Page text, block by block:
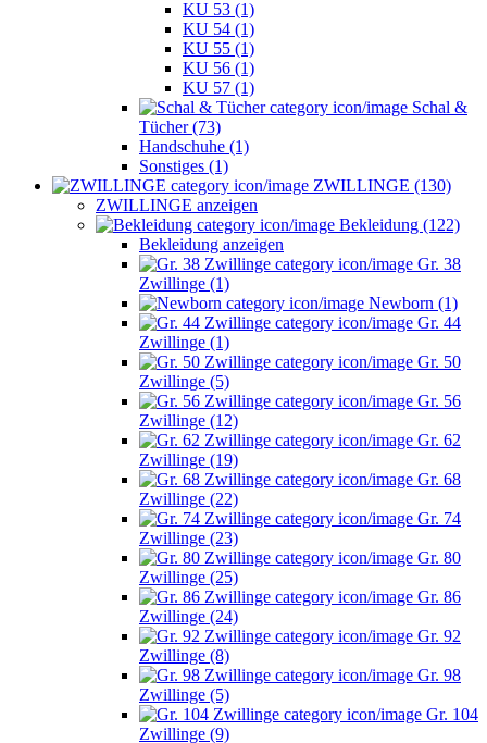
KU 53 (1)
KU 54 (1)
KU 55 (1)
KU 56 (1)
KU 57 (1)
Schal &
Tücher (73)
Handschuhe (1)
Sonstiges (1)
ZWILLINGE (130)
ZWILLINGE anzeigen
Bekleidung (122)
Bekleidung anzeigen
Gr. 38
Zwillinge (1)
Newborn (1)
Gr. 44
Zwillinge (1)
Gr. 50
Zwillinge (5)
Gr. 56
Zwillinge (12)
Gr. 62
Zwillinge (19)
Gr. 68
Zwillinge (22)
Gr. 74
Zwillinge (23)
Gr. 80
Zwillinge (25)
Gr. 86
Zwillinge (24)
Gr. 92
Zwillinge (8)
Gr. 98
Zwillinge (5)
Gr. 104
Zwillinge (9)